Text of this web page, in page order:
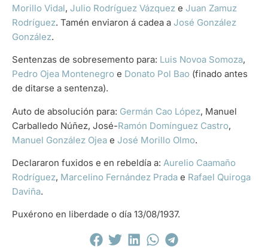
Morillo Vidal, Julio Rodríguez Vázquez e Juan Zamuz
Rodríguez. Tamén enviaron á cadea a José González
González.
Sentenzas de sobresemento para: Luis Novoa Somoza,
Pedro Ojea Montenegro e Donato Pol Bao (finado antes
de ditarse a sentenza).
Auto de absolución para: Germán Cao López, Manuel
Carballedo Núñez, José-Ramón Domínguez Castro,
Manuel González Ojea e José Morillo Olmo.
Declararon fuxidos e en rebeldía a: Aurelio Caamaño
Rodríguez, Marcelino Fernández Prada e Rafael Quiroga
Daviña.
Puxérono en liberdade o día 13/08/1937.